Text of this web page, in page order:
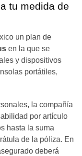
tu medida de
un plan de
en la que se
y dispositivos
portátiles,
la compañía
por artículo
hasta la suma
de la póliza. En
deberá